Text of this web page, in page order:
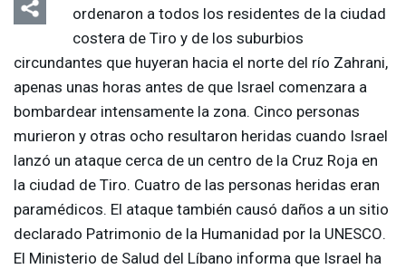
ordenaron a todos los residentes de la ciudad
costera de Tiro y de los suburbios
circundantes que huyeran hacia el norte del río Zahrani,
apenas unas horas antes de que Israel comenzara a
bombardear intensamente la zona. Cinco personas
murieron y otras ocho resultaron heridas cuando Israel
lanzó un ataque cerca de un centro de la Cruz Roja en
la ciudad de Tiro. Cuatro de las personas heridas eran
paramédicos. El ataque también causó daños a un sitio
declarado Patrimonio de la Humanidad por la UNESCO.
El Ministerio de Salud del Líbano informa que Israel ha